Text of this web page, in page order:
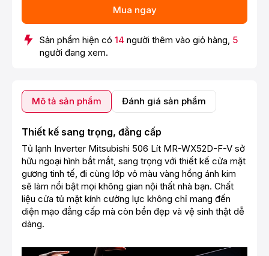
Mua ngay
Sản phẩm hiện có 14 người thêm vào giỏ hàng, 5
người đang xem.
Mô tả sản phẩm Đánh giá sản phẩm
Thiết kế sang trọng, đẳng cấp
Tủ lạnh Inverter Mitsubishi 506 Lít MR-WX52D-F-V sở
hữu ngoại hình bắt mắt, sang trọng với thiết kế cửa mặt
gương tinh tế, đi cùng lớp vỏ màu vàng hồng ánh kim
sẽ làm nổi bật mọi không gian nội thất nhà bạn. Chất
liệu cửa tủ mặt kính cường lực không chỉ mang đến
diện mạo đẳng cấp mà còn bền đẹp và vệ sinh thật dễ
dàng.